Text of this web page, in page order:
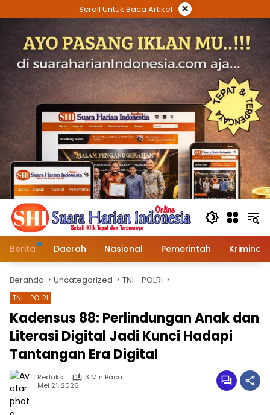
ke
Scroll Untuk Baca Artikel ×
Berita Daerah Nasional Pemerintah Kriminal
Beranda Uncategorized TNI - POLRI
TNI - POLRI
Kadensus 88: Perlindungan Anak dan
Literasi Digital Jadi Kunci Hadapi
Tantangan Era Digital
Redaksi
3 Min Baca
Mei 21, 2026